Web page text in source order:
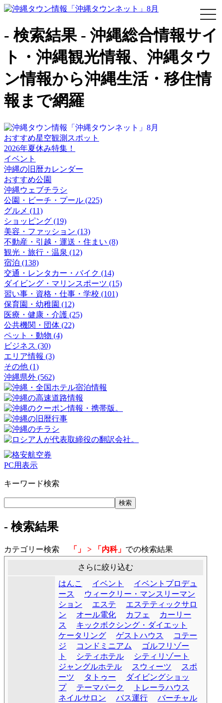
- 検索結果 - 沖縄総合情報サイ
ト・沖縄観光情報、沖縄タウ
ン情報から沖縄生活・移住情
報まで網羅
おすすめ星空観測スポット
2026年夏休み特集！
イベント
沖縄の旧暦カレンダー
おすすめ公園
沖縄ウェブチラシ
公園・ビーチ・プール (225)
グルメ (11)
ショッピング (19)
美容・ファッション (13)
不動産・引越・運送・住まい (8)
観光・旅行・温泉 (12)
宿泊 (138)
交通・レンタカー・バイク (14)
ダイビング・マリンスポーツ (15)
習い事・資格・仕事・学校 (101)
保育園・幼稚園 (12)
医療・健康・介護 (25)
公共機関・団体 (22)
ペット・動物 (4)
ビジネス (30)
エリア情報 (3)
その他 (1)
沖縄県外 (562)
PC用表示
キーワード検索
- 検索結果
カテゴリー検索 「」 > 「内科」 での検索結果
さらに絞り込む
はんこ イベント
イベントプロデュ
ース
ウィークリー・マンスリーマン
ション
エステ
エステティックサロ
ン
オール電化 カフェ
カーリー
ス
キックボクシング・ダイエット
ケータリング
ゲストハウス
コテー
ジ
コンドミニアム
ゴルフリゾー
ト
シティホテル
シティリゾート
ジャングルホテル
スウィーツ
スポ
ーツ
タトゥー
ダイビングショッ
プ
テーマパーク
トレーラハウス
ネイルサロン
バス運行
バーチャル